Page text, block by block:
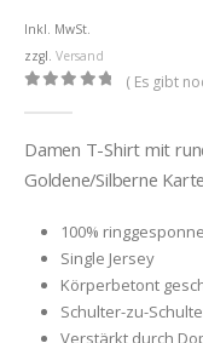
Inkl. MwSt.
zzgl. Versand
( Es gibt
Damen T-Shirt mit
Goldene/Silberne
100%
Single Jersey
Körperbetont
Schulter-zu-
Verstärkt durch